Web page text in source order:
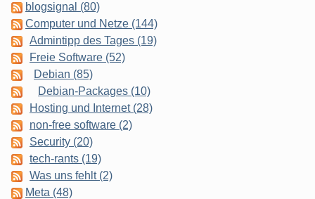
blogsignal (80)
Computer und Netze (144)
Admintipp des Tages (19)
Freie Software (52)
Debian (85)
Debian-Packages (10)
Hosting und Internet (28)
non-free software (2)
Security (20)
tech-rants (19)
Was uns fehlt (2)
Meta (48)